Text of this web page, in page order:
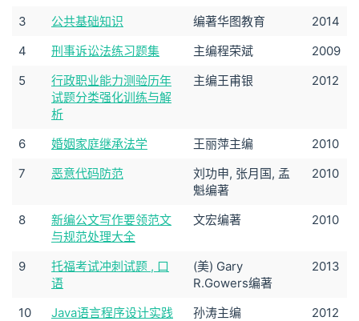
3
公共基础知识 编著华图教育
2014
4
刑事诉讼法练习题集 主编程荣斌
2009
5
行政职业能力测验历年
试题分类强化训练与解
析
主编王甫银 2012
6 婚姻家庭继承法学 王丽萍主编
2010
7
恶意代码防范
刘功申, 张月国, 孟
魁编著
2010
8
新编公文写作要领范文
与规范处理大全
文宏编著 2010
9
托福考试冲刺试题 , 口
语
(美) Gary
R.Gowers编著
2013
10
Java语言程序设计实践
孙涛主编 2012